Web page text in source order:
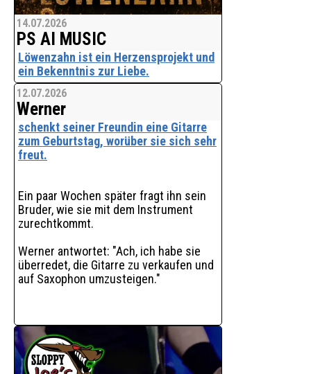
14.07.2026
PS AI MUSIC
Löwenzahn ist ein Herzensprojekt und
ein Bekenntnis zur Liebe.
Der moderne deutschsprachige
Popsong erzählt die Geschichte von
zwei Menschen, die füreinander da sind
- in guten wie in schwierigen Zeiten. So
wie der Löwenzahn selbst Wind und
12.07.2026
Werner
schenkt seiner Freundin eine Gitarre
zum Geburtstag, worüber sie sich sehr
freut.
Ein paar Wochen später fragt ihn sein
Bruder, wie sie mit dem Instrument
zurechtkommt.
Werner antwortet: "Ach, ich habe sie
überredet, die Gitarre zu verkaufen und
auf Saxophon umzusteigen."